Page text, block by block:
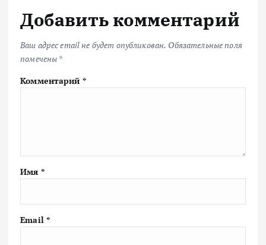
Добавить комментарий
Ваш адрес email не будет опубликован. Обязательные поля
помечены *
Комментарий *
Имя *
Email *